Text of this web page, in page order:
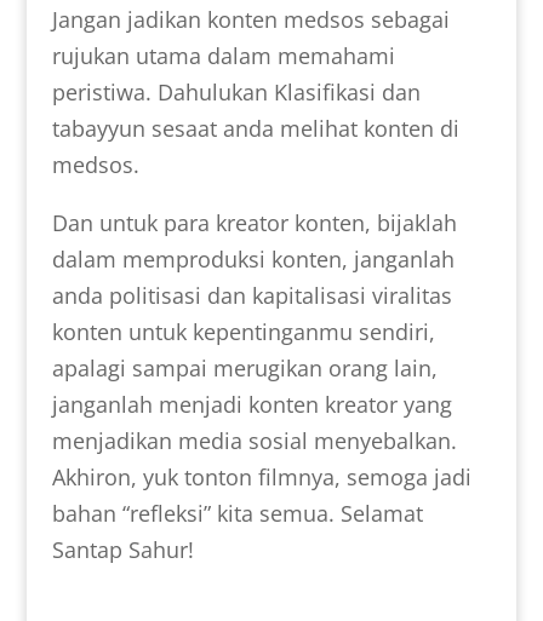
Jangan jadikan konten medsos sebagai
rujukan utama dalam memahami
peristiwa. Dahulukan Klasifikasi dan
tabayyun sesaat anda melihat konten di
medsos.
Dan untuk para kreator konten, bijaklah
dalam memproduksi konten, janganlah
anda politisasi dan kapitalisasi viralitas
konten untuk kepentinganmu sendiri,
apalagi sampai merugikan orang lain,
janganlah menjadi konten kreator yang
menjadikan media sosial menyebalkan.
Akhiron, yuk tonton filmnya, semoga jadi
bahan “refleksi” kita semua. Selamat
Santap Sahur!